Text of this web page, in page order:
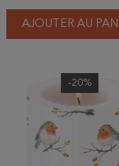
AJOUTER AU
-20%